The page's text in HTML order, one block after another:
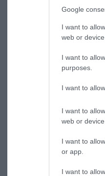
Google
I want to
web or
I want to
purposes.
I want to
I want to
web or
I want to
or app.
I want to
jávor benedek